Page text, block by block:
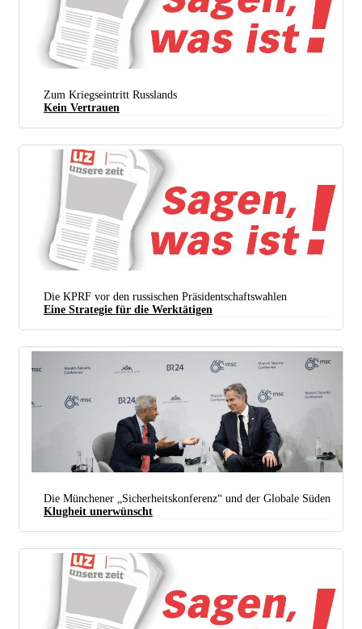
Zum Kriegseintritt Russlands
Kein Vertrauen
Die KPRF vor den russischen Präsidentschaftswahlen
Eine Strategie für die Werktätigen
Indien ist so klug, sich Optionen offen zu halten. Das sehen die USA (hier in Form von
Außenminister Antony Blinken im Gespräch mit dem indischen Amtskollegen Subrahmanyam
Jaishankar) nicht so gern. (Foto: © Stiftung Münchner Sicherheitskonferenz (gemeinnützige)
Die Münchener „Sicherheitskonferenz“ und der Globale Süden
Klugheit unerwünscht